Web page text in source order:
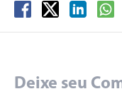
Deixe seu